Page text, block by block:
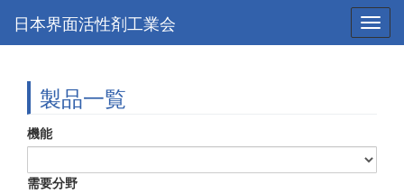
日本界面活性剤工業会
製品一覧
機能
需要分野